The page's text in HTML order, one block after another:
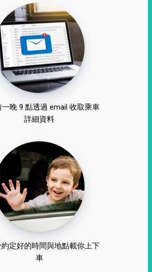
一晚 9 點透過 email 收取乘車
詳細資料
定好的時間與地點載你上下
車